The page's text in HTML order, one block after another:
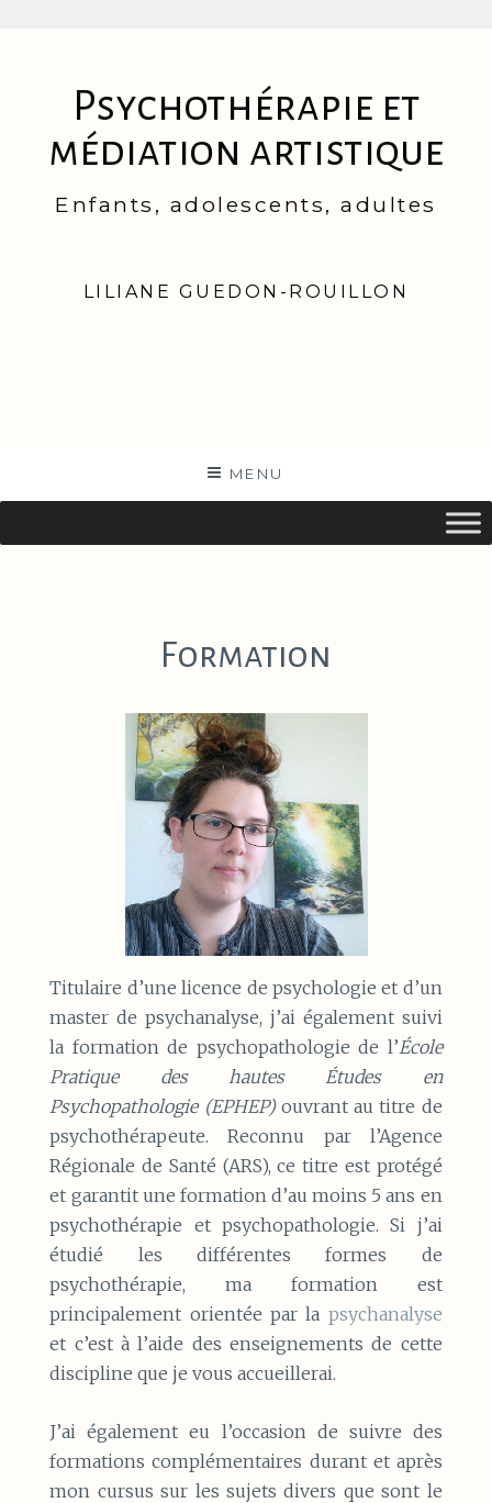
Psychothérapie et
médiation artistique
Enfants, adolescents, adultes
LILIANE GUEDON-ROUILLON
MENU
Formation
Titulaire d’une licence de psychologie et d’un
master de psychanalyse, j’ai également suivi
la formation de psychopathologie de l’École
Pratique des hautes Études en
Psychopathologie (EPHEP)ouvrant au titre de
psychothérapeute. Reconnu par l’Agence
Régionale de Santé (ARS), ce titre est protégé
et garantit une formation d’au moins 5 ans en
psychothérapie et psychopathologie. Si j’ai
étudié les différentes formes de
psychothérapie, ma formation est
principalement orientée par la psychanalyse
et c’est à l’aide des enseignements de cette
discipline que je vous accueillerai.
J’ai également eu l’occasion de suivre des
formations complémentaires durant et après
mon cursus sur les sujets divers que sont le